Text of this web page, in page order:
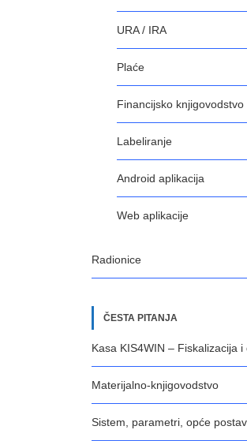
URA / IRA
Plaće
Financijsko knjigovodstvo
Labeliranje
Android aplikacija
Web aplikacije
Radionice
ČESTA PITANJA
Kasa KIS4WIN – Fiskalizacija i
Materijalno-knjigovodstvo
Sistem, parametri, opće